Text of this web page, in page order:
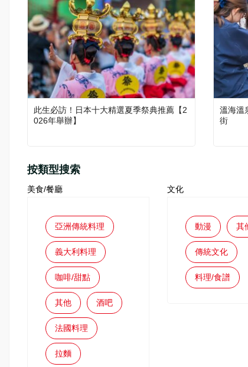
此生必訪！日本十大精選夏季祭典推薦【2
026年舉辦】
溫海溫
街
按類型搜索
美食/餐廳
亞洲傳統料理
義大利料理
咖啡/甜點
其他 酒吧
法國料理
拉麵
文化
動漫 其
傳統文化
料理/食譜